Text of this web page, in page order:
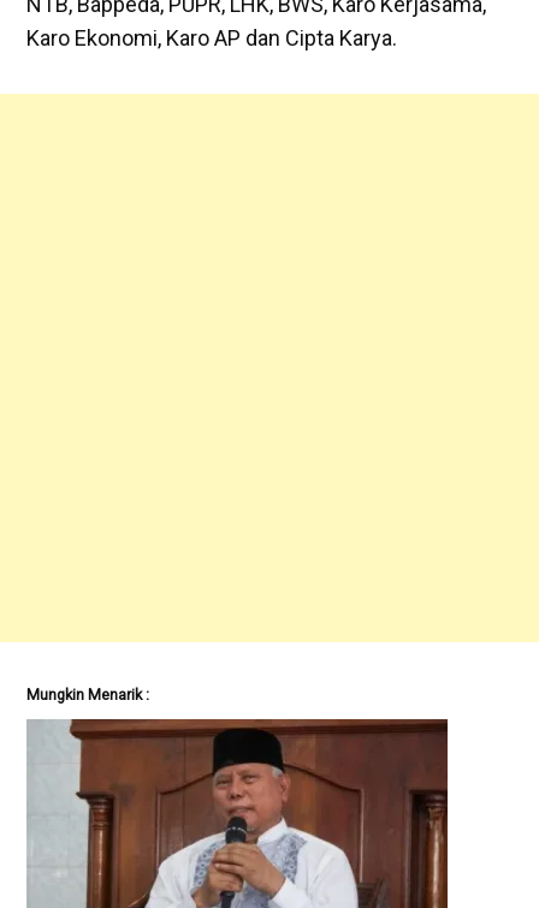
Karo Ekonomi, Karo AP dan Cipta Karya.
Mungkin Menarik :